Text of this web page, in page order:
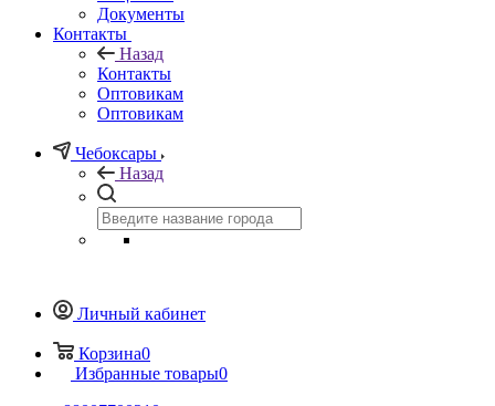
Документы
Контакты
Назад
Контакты
Оптовикам
Оптовикам
Чебоксары
Назад
Личный кабинет
Корзина0
Избранные товары0